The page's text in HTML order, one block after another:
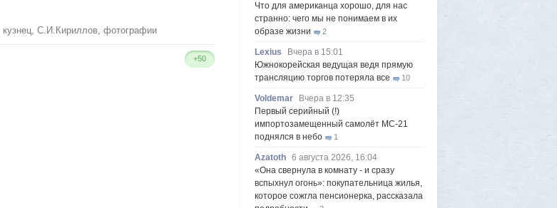
Что для американца хорошо, для нас
странно: чего мы не понимаем в их
образе жизни
2
Lexius
Вчера в 15:01
Южнокорейская ведущая ведя прямую
трансляцию торгов потеряла все
10
Voldemar
Вчера в 12:35
Первый серийный (!)
импортозамещенный самолёт МС-21
поднялся в небо
1
Azatoth 6 августа 2026, 16:04
«Она свернула в комнату - и сразу
вспыхнул огонь»: покупательница жилья,
которое сожгла пенсионерка, рассказала
кузнец, С.И.Кириллов, фотографии
+50